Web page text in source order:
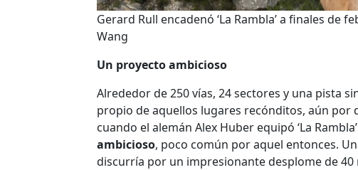
Gerard Rull encadenó ‘La Rambla’ a finales de
Wang
Un proyecto ambicioso
Alrededor de 250 vías, 24 sectores y una pista
propio de aquellos lugares recónditos, aún por
cuando el alemán Alex Huber equipó ‘La
ambicioso, poco común por aquel entonces.
discurría por un impresionante desplome de 40